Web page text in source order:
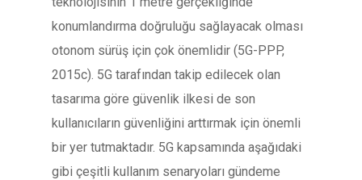
konumlandırma doğruluğu sağlayacak olması
otonom sürüş için çok önemlidir (5G-PPP,
2015c). 5G tarafından takip edilecek olan
tasarıma göre güvenlik ilkesi de son
kullanıcıların güvenliğini arttırmak için önemli
bir yer tutmaktadır. 5G kapsamında aşağıdaki
gibi çeşitli kullanım senaryoları gündeme